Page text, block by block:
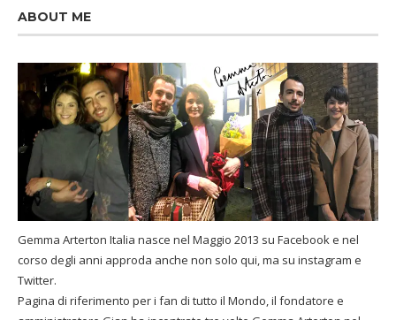
ABOUT ME
Gemma Arterton Italia nasce nel Maggio 2013 su Facebook e nel
corso degli anni approda anche non solo qui, ma su instagram e
Twitter.
Pagina di riferimento per i fan di tutto il Mondo, il fondatore e